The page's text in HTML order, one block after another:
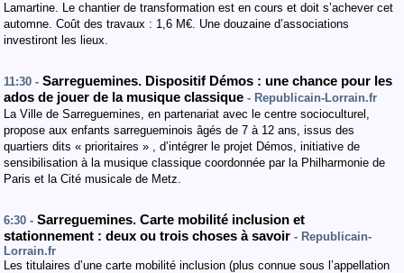
Lamartine. Le chantier de transformation est en cours et doit s’achever cet
automne. Coût des travaux : 1,6 M€. Une douzaine d’associations
investiront les lieux.
11:30 - Sarreguemines. Dispositif Démos : une chance pour les
ados de jouer de la musique classique - Republicain-Lorrain.fr
La Ville de Sarreguemines, en partenariat avec le centre socioculturel,
propose aux enfants sarregueminois âgés de 7 à 12 ans, issus des
quartiers dits « prioritaires » , d’intégrer le projet Démos, initiative de
sensibilisation à la musique classique coordonnée par la Philharmonie de
Paris et la Cité musicale de Metz.
6:30 - Sarreguemines. Carte mobilité inclusion et
stationnement : deux ou trois choses à savoir - Republicain-
Lorrain.fr
Les titulaires d’une carte mobilité inclusion (plus connue sous l’appellation